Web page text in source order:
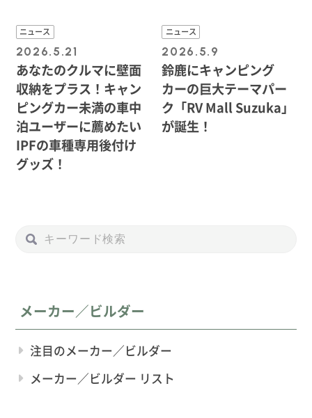
ニュース
2026.5.21
あなたのクルマに壁面
収納をプラス！キャン
ピングカー未満の車中
泊ユーザーに薦めたい
IPFの車種専用後付け
グッズ！
ニュース
2026.5.9
鈴鹿にキャンピング
カーの巨大テーマパー
ク「RV Mall Suzuka」
が誕生！
メーカー／ビルダー
注目のメーカー／ビルダー
メーカー／ビルダー リスト